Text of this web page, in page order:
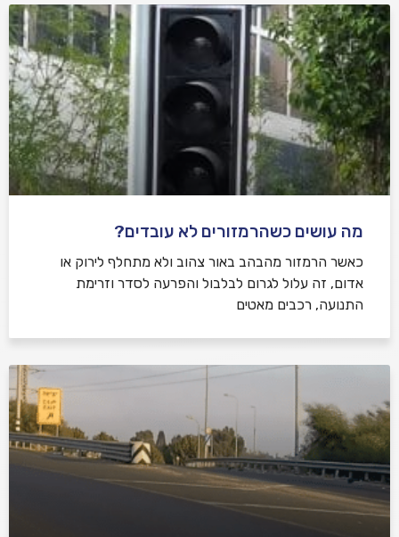
מה עושים כשהרמזורים לא עובדים?
כאשר הרמזור מהבהב באור צהוב ולא מתחלף לירוק או
אדום, זה עלול לגרום לבלבול והפרעה לסדר וזרימת
התנועה, רכבים מאטים